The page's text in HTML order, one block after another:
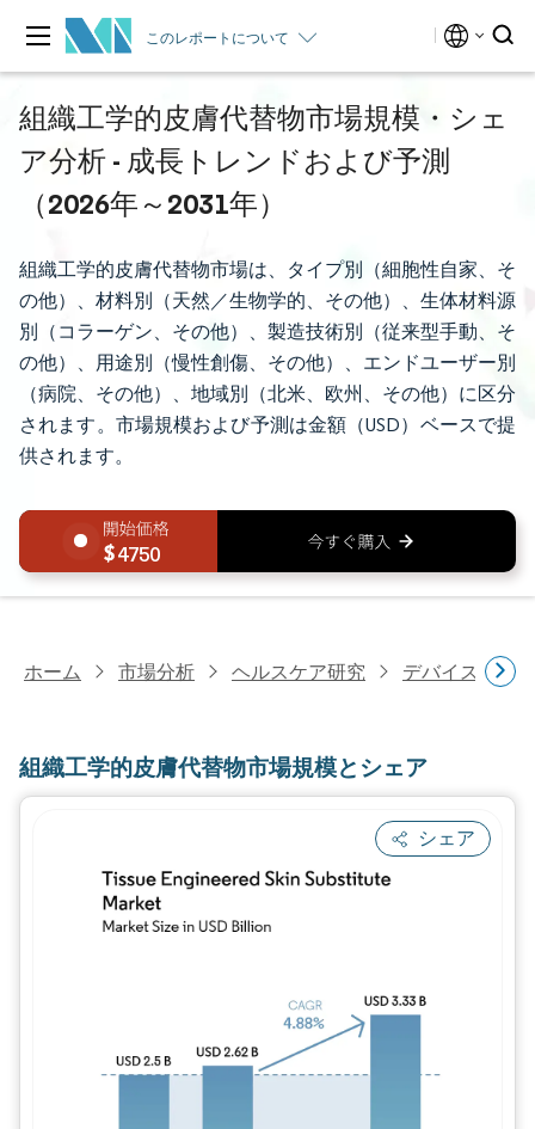
このレポートについて
組織工学的皮膚代替物市場規模・シェ
ア分析 - 成長トレンドおよび予測
（2026年～2031年）
組織工学的皮膚代替物市場は、タイプ別（細胞性自家、そ
の他）、材料別（天然／生物学的、その他）、生体材料源
別（コラーゲン、その他）、製造技術別（従来型手動、そ
の他）、用途別（慢性創傷、その他）、エンドユーザー別
（病院、その他）、地域別（北米、欧州、その他）に区分
されます。市場規模および予測は金額（USD）ベースで提
供されます。
4750
ホーム 市場分析 ヘルスケア研究 デバイス・医
組織工学的皮膚代替物市場規模とシェア
シェア